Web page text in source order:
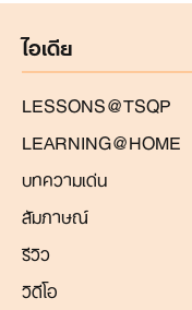
ไอเดีย
LESSONS@TSQP
LEARNING@HOME
บทความเด่น
สัมภาษณ์
รีวิว
วิดีโอ